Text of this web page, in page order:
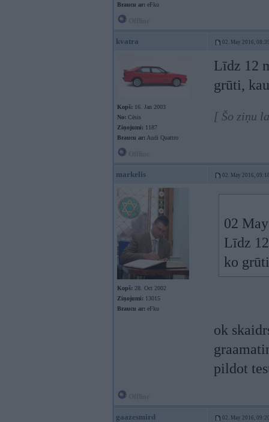
Braucu ar: eFku
kvatra 02. May 2016,
Kopš: 16. Jan 2003
No: Cēsis
Ziņojumi: 1187
Braucu ar: Audi Quattro
Līdz 12
grūti,
[ Šo ziņu
markelis 02. May 2016,
Kopš: 28. Oct 2002
Ziņojumi: 13015
Braucu ar: eFku
02
Līdz
ko
ok
pildot
gaazesmird 02. May 2016,